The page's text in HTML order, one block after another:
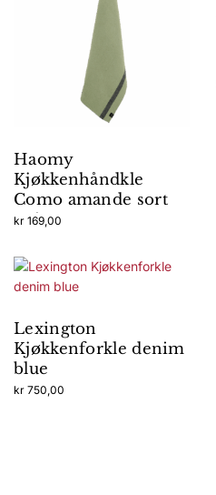
Haomy
Kjøkkenhåndkle
Como amande sort
stripe
kr 169,00
Lexington
Kjøkkenforkle denim
blue
kr 750,00